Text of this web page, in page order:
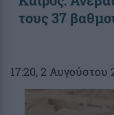
τους 37
17:20, 2 Αυγούστου